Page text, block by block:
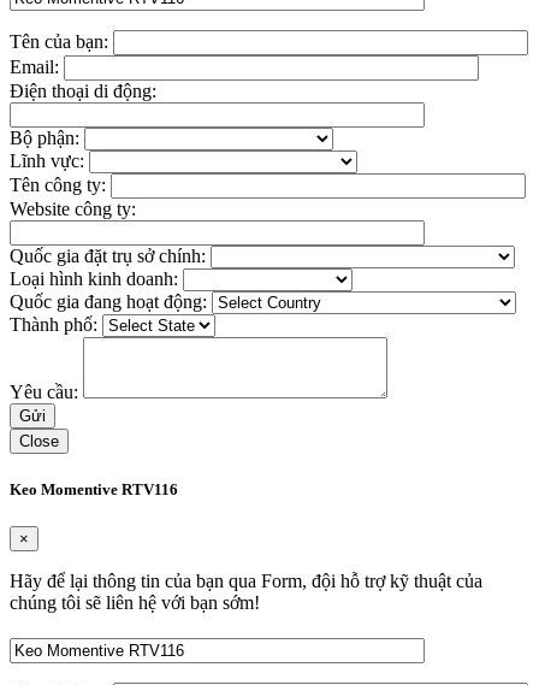
Tên của bạn:
Email:
Điện thoại di động:
Bộ phận:
Lĩnh vực:
Tên công ty:
Website công ty:
Quốc gia đặt trụ sở chính:
Loại hình kinh doanh:
Quốc gia đang hoạt động:
Thành phố:
Yêu cầu:
Close
Keo Momentive RTV116
×
Hãy để lại thông tin của bạn qua Form, đội hỗ trợ kỹ thuật của
chúng tôi sẽ liên hệ với bạn sớm!